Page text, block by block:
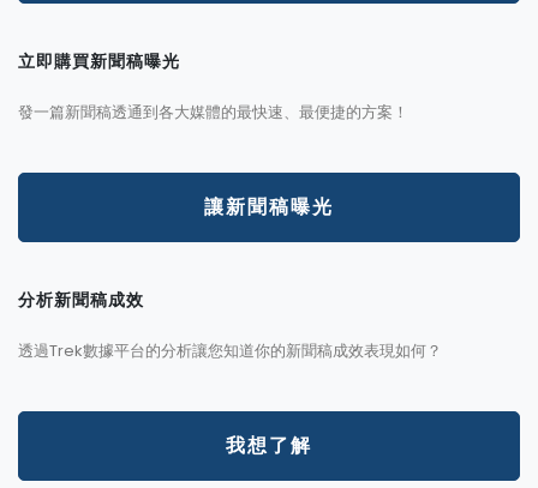
立即購買新聞稿曝光
發一篇新聞稿透通到各大媒體的最快速、最便捷的方案！
讓新聞稿曝光
分析新聞稿成效
透過Trek數據平台的分析讓您知道你的新聞稿成效表現如何？
我想了解